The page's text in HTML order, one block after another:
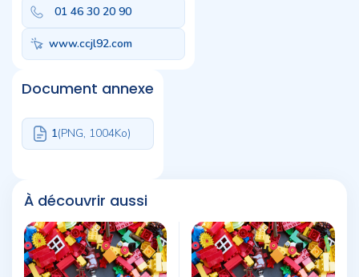
01 46 30 20 90
www.ccjl92.com
Document annexe
1(PNG, 1004Ko)
À découvrir aussi